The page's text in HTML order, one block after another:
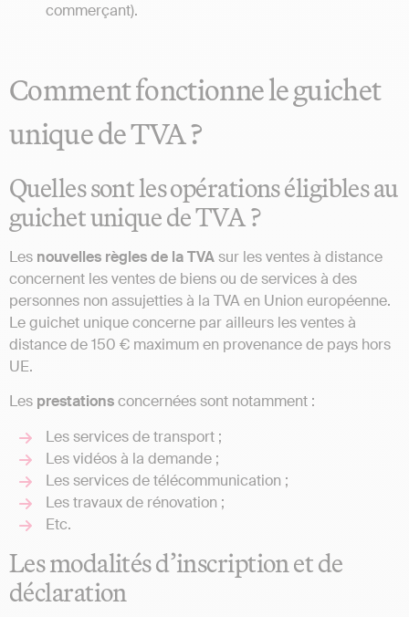
commerçant).
Comment fonctionne le guichet
unique de TVA ?
Quelles sont les opérations éligibles au
guichet unique de TVA ?
Les nouvelles règles de la TVAsur les ventes à distance
concernent les ventes de biens ou de services à des
personnes non assujetties à la TVA en Union européenne.
Le guichet unique concerne par ailleurs les ventes à
distance de 150 € maximum en provenance de pays hors
UE.
Les prestationsconcernées sont notamment :
Les services de transport ;
Les vidéos à la demande ;
Les services de télécommunication ;
Les travaux de rénovation ;
Etc.
Les modalités d’inscription et de
déclaration